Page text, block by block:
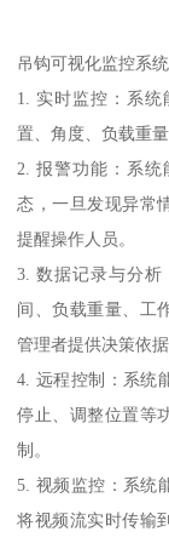
吊钩可视化监控系
1. 实时监控：系
置、角度、负载重
2. 报警功能：系
态，一旦发现异常
提醒操作人员。
3. 数据记录与分
间、负载重量、工
管理者提供决策依据
4. 远程控制：系统
停止、调整位置等
制。
5. 视频监控：系统
将视频流实时传输